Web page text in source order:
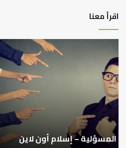
اقرأ معنا
التوازن
بين
عمل
الدنيا
وطلب
الآخرة
التوازن بين عمل الدنيا وطلب الآخرة